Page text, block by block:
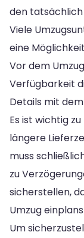
den
Viele
eine
Vor dem
Verfügbarkeit
Details mit
Es ist wichtig
längere
muss
zu
sicherstellen,
Umzug
Um